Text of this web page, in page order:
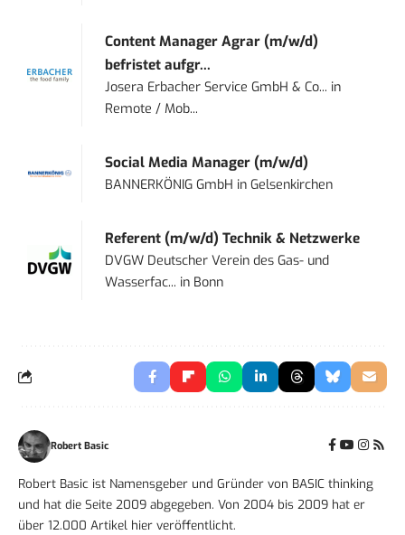
Content Manager Agrar (m/w/d)
befristet aufgr...
Josera Erbacher Service GmbH & Co... in
Remote / Mob...
Social Media Manager (m/w/d)
BANNERKÖNIG GmbH inGelsenkirchen
Referent (m/w/d) Technik & Netzwerke
DVGW Deutscher Verein des Gas- und
Wasserfac... in Bonn
Robert Basic
Robert Basic ist Namensgeber und Gründer von BASIC thinking
und hat die Seite 2009 abgegeben. Von 2004 bis 2009 hat er
über 12.000 Artikel hier veröffentlicht.